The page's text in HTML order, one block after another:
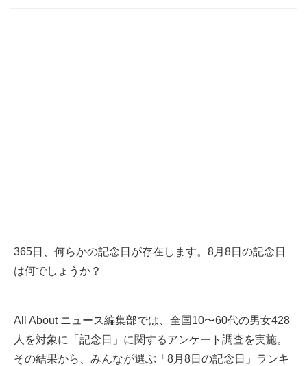
365日、何らかの記念日が存在します。8月8日の記念日
は何でしょうか？
All About ニュース編集部では、全国10〜60代の男女428
人を対象に「記念日」に関するアンケート調査を実施。
その結果から、みんなが選ぶ「8月8日の記念日」ランキ